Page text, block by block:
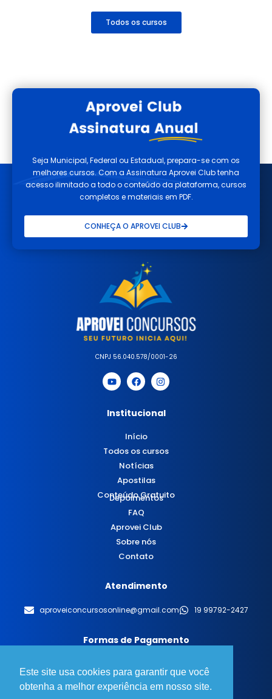
Este site usa cookies para garantir que você
obtenha a melhor experiência em nosso site.
Todos os cursos
Seja Municipal, Federal ou Estadual, prepara-se com os
melhores cursos. Com a Assinatura Aprovei Club tenha
acesso ilimitado a todo o conteúdo da plataforma, cursos
completos e materiais em PDF.
CONHEÇA O APROVEI CLUB
CNPJ 56.040.578/0001-26
Institucional
Início
Todos os cursos
Notícias
Apostilas
Conteúdo Gratuito
Depoimentos
FAQ
Aprovei Club
Sobre nós
Contato
Atendimento
aproveiconcursosonline@gmail.com 19 99792-2427
Formas de Pagamento